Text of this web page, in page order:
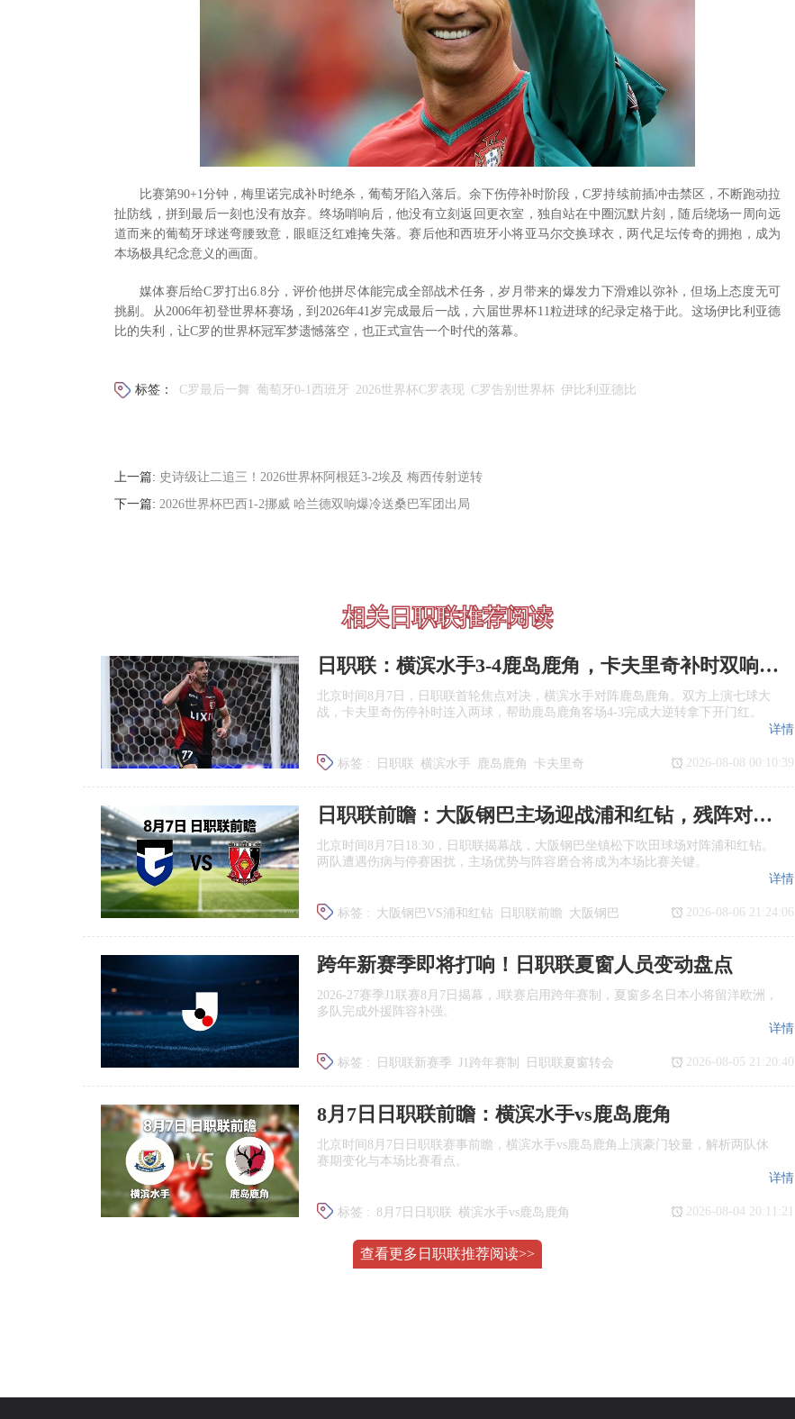
比赛第90+1分钟，梅里诺完成补时绝杀，葡萄牙陷入落后。余下伤停补时阶段，C罗持续前插冲击禁区，不断跑动拉
扯防线，拼到最后一刻也没有放弃。终场哨响后，他没有立刻返回更衣室，独自站在中圈沉默片刻，随后绕场一周向远
道而来的葡萄牙球迷弯腰致意，眼眶泛红难掩失落。赛后他和西班牙小将亚马尔交换球衣，两代足坛传奇的拥抱，成为
本场极具纪念意义的画面。
媒体赛后给C罗打出6.8分，评价他拼尽体能完成全部战术任务，岁月带来的爆发力下滑难以弥补，但场上态度无可
挑剔。从2006年初登世界杯赛场，到2026年41岁完成最后一战，六届世界杯11粒进球的纪录定格于此。这场伊比利亚德
比的失利，让C罗的世界杯冠军梦遗憾落空，也正式宣告一个时代的落幕。
标签： C罗最后一舞 葡萄牙0-1西班牙 2026世界杯C罗表现 C罗告别世界杯 伊比利亚德比
上一篇: 史诗级让二追三！2026世界杯阿根廷3-2埃及 梅西传射逆转
下一篇: 2026世界杯巴西1-2挪威 哈兰德双响爆冷送桑巴军团出局
相关日职联推荐阅读
日职联：横滨水手3‑4鹿岛鹿角，卡夫里奇补时双响上演逆转绝杀
北京时间8月7日，日职联首轮焦点对决，横滨水手对阵鹿岛鹿角。双方上演七球大
战，卡夫里奇伤停补时连入两球，帮助鹿岛鹿角客场4‑3完成大逆转拿下开门红。
标签 : 日职联 横滨水手 鹿岛鹿角 卡夫里奇
详情
2026-08-08 00:10:39
日职联前瞻：大阪钢巴主场迎战浦和红钻，残阵对决看点十足
北京时间8月7日18:30，日职联揭幕战，大阪钢巴坐镇松下吹田球场对阵浦和红钻。
两队遭遇伤病与停赛困扰，主场优势与阵容磨合将成为本场比赛关键。
标签 : 大阪钢巴VS浦和红钻 日职联前瞻 大阪钢巴
详情
2026-08-06 21:24:06
跨年新赛季即将打响！日职联夏窗人员变动盘点
2026‑27赛季J1联赛8月7日揭幕，J联赛启用跨年赛制，夏窗多名日本小将留洋欧洲，
多队完成外援阵容补强。
标签 : 日职联新赛季 J1跨年赛制
日职联夏窗转会
详情
2026-08-05 21:20:40
8月7日日职联前瞻：横滨水手vs鹿岛鹿角
北京时间8月7日日职联赛事前瞻，横滨水手vs鹿岛鹿角上演豪门较量，解析两队休
赛期变化与本场比赛看点。
标签 : 8月7日日职联 横滨水手vs鹿岛鹿角
详情
2026-08-04 20:11:21
日职联外援政策详解！东南亚球员特殊规则说明
查看更多日职联推荐阅读>>